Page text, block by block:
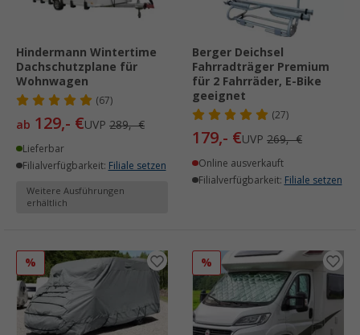
Hindermann Wintertime
Dachschutzplane für
Wohnwagen
(67)
ab 129,- €UVP 289,- €
Lieferbar
Filialverfügbarkeit: Filiale setzen
Weitere Ausführungen
erhältlich
Berger Deichsel
Fahrradträger Premium
für 2 Fahrräder, E-Bike
geeignet
(27)
179,- €UVP 269,- €
Online ausverkauft
Filialverfügbarkeit: Filiale setzen
% %